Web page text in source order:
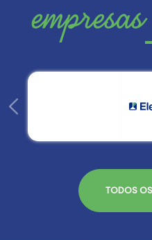
empresas
TODOS